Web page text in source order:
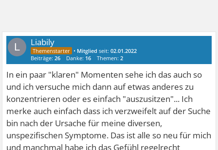
L Liabily
• Mitglied seit:02.01.2022
Beiträge:26 Danke: 16 Themen:2
In ein paar "klaren" Momenten sehe ich das auch so
und ich versuche mich dann auf etwas anderes zu
konzentrieren oder es einfach "auszusitzen"... Ich
merke auch einfach dass ich verzweifelt auf der Suche
bin nach der Ursache für meine diversen,
unspezifischen Symptome. Das ist alle so neu für mich
und manchmal habe ich das Gefühl regelrecht